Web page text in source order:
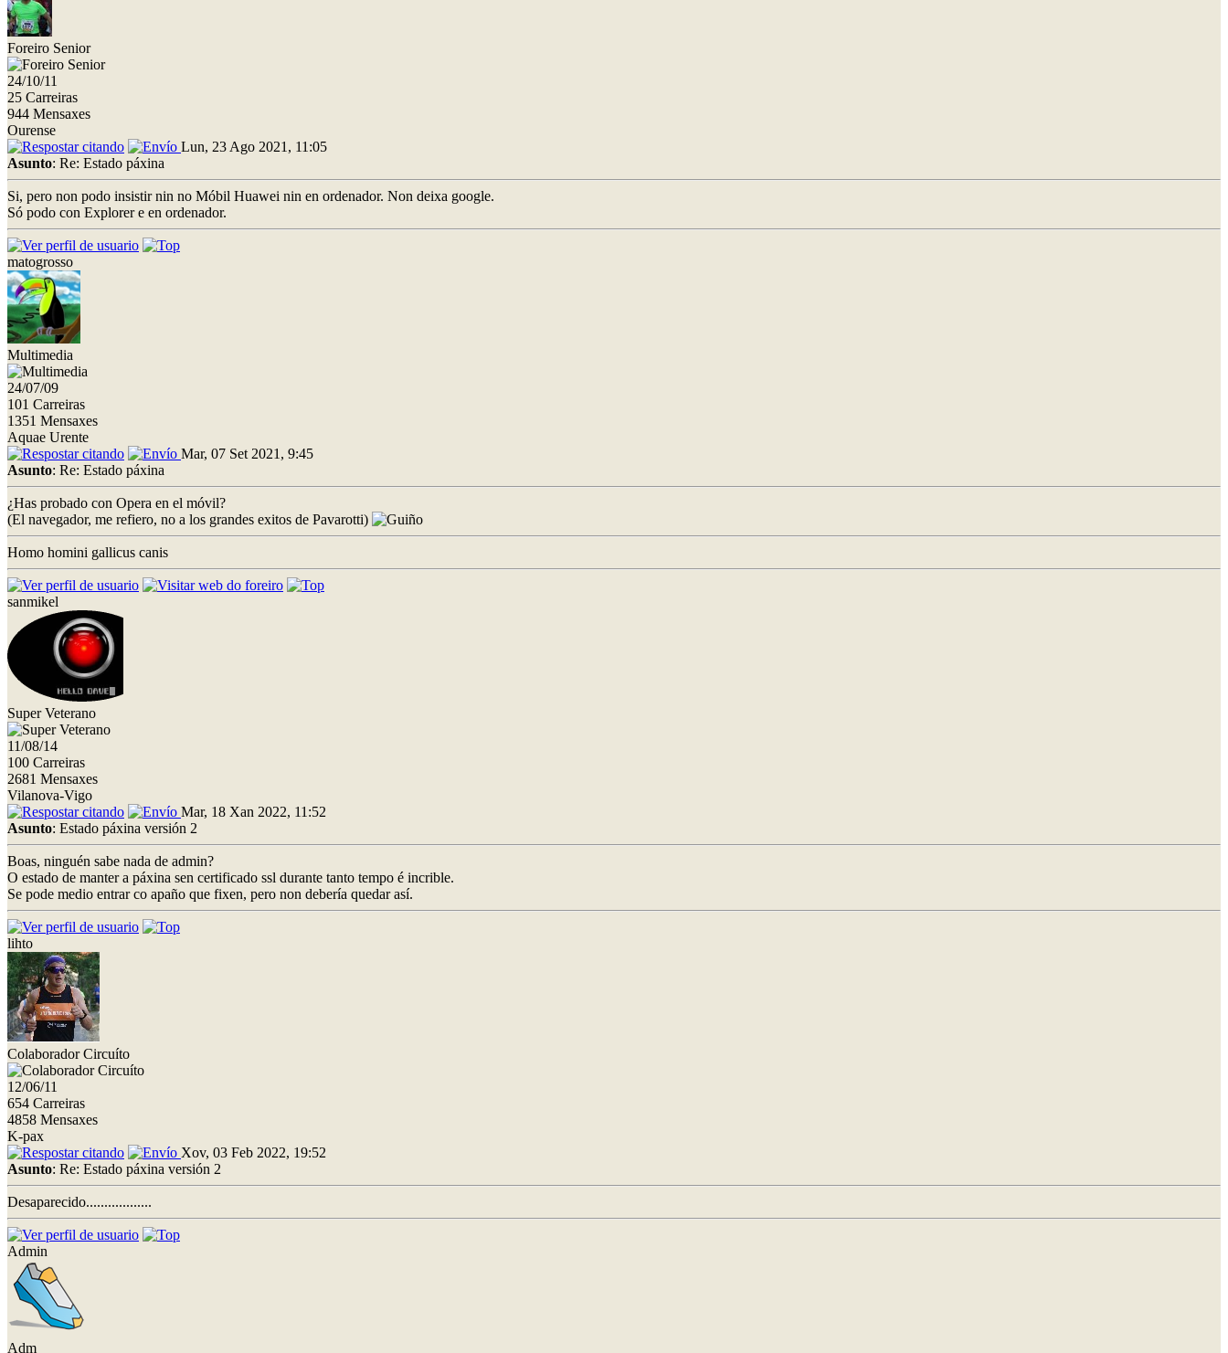
Foreiro Senior
24/10/11
25 Carreiras
944 Mensaxes
Ourense
Lun, 23 Ago 2021, 11:05
Asunto: Re: Estado páxina
Si, pero non podo insistir nin no Móbil Huawei nin en ordenador. Non deixa google.
Só podo con Explorer e en ordenador.
matogrosso
Multimedia
24/07/09
101 Carreiras
1351 Mensaxes
Aquae Urente
Mar, 07 Set 2021, 9:45
Asunto: Re: Estado páxina
¿Has probado con Opera en el móvil?
(El navegador, me refiero, no a los grandes exitos de Pavarotti)
Homo homini gallicus canis
sanmikel
Super Veterano
11/08/14
100 Carreiras
2681 Mensaxes
Vilanova-Vigo
Mar, 18 Xan 2022, 11:52
Asunto: Estado páxina versión 2
Boas, ninguén sabe nada de admin?
O estado de manter a páxina sen certificado ssl durante tanto tempo é incrible.
Se pode medio entrar co apaño que fixen, pero non debería quedar así.
lihto
Colaborador Circuíto
12/06/11
654 Carreiras
4858 Mensaxes
K-pax
Xov, 03 Feb 2022, 19:52
Asunto: Re: Estado páxina versión 2
Desaparecido..................
Admin
Adm